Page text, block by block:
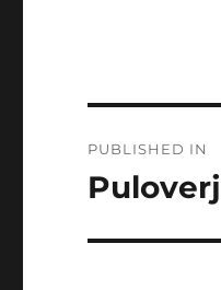
PUBLISHED IN